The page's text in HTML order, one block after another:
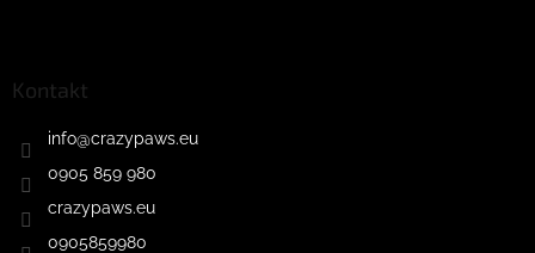
Kontakt
info@crazypaws.eu
0905 859 980
crazypaws.eu
0905859980